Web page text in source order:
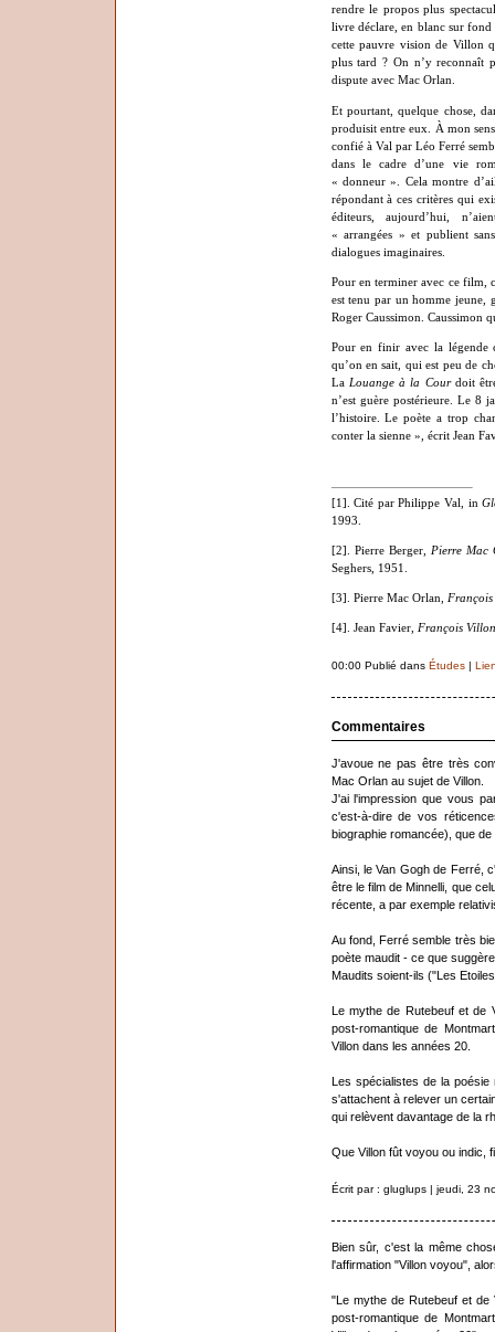
rendre le propos plus
livre déclare, en blanc sur
cette pauvre vision de Villon
plus tard ? On n’y reconnaît
dispute avec Mac Orlan.
Et pourtant, quelque chose,
produisit entre eux. À mon
confié à Val par Léo Ferré
dans le cadre d’une vie
« donneur ». Cela montre
répondant à ces critères qui
éditeurs, aujourd’hui,
« arrangées » et publient
dialogues imaginaires.
Pour en terminer avec ce film,
est tenu par un homme jeune,
Roger Caussimon. Caussimon
Pour en finir avec la légende
qu’on en sait, qui est peu de
La Louange à la Courdoit
n’est guère postérieure. Le 8
l’histoire. Le poète a trop
conter la sienne », écrit Jean
[1]. Cité par Philippe Val, in
1993.
[2] . Pierre Berger,
Pierre Mac
Seghers, 1951.
[3]. Pierre Mac Orlan,
[4] . Jean Favier, François Villon
00:00 Publié dans Études|
Commentaires
J'avoue ne pas être très
Mac Orlan au sujet de Villon.
J'ai l'impression que vous
c'est-à-dire de vos
biographie romancée), que de
Ainsi, le Van Gogh de Ferré,
être le film de Minnelli, que
récente, a par exemple
Au fond, Ferré semble très
poète maudit - ce que
Maudits soient-ils ("Les
Le mythe de Rutebeuf et de
post-romantique de
Villon dans les années 20.
Les spécialistes de la
s'attachent à relever un
qui relèvent davantage de la
Que Villon fût voyou ou indic,
Écrit par : gluglups | jeudi, 23
Bien sûr, c'est la même
l'affirmation "Villon voyou",
"Le mythe de Rutebeuf et de
post-romantique de